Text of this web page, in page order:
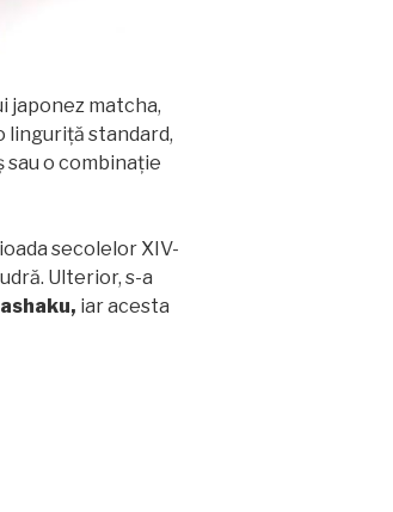
japonez matcha,
linguriță standard,
sau o combinație
secolelor XIV-
Ulterior, s-a
iar acesta